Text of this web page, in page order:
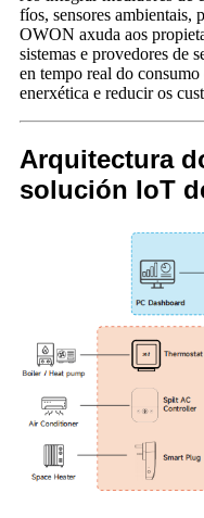
fíos, sensores ambientais,
OWON axuda aos
sistemas e provedores de
en tempo real do
enerxética e reducir os
Arquitectura
solución IoT